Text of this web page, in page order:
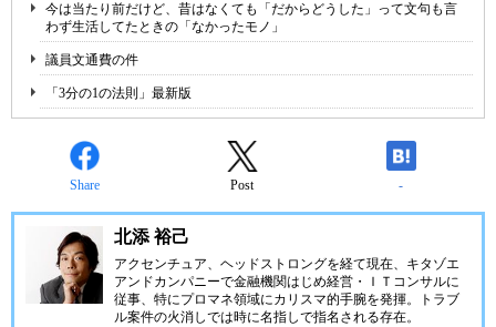
今は当たり前だけど、昔はなくても「だからどうした」って文句も言
わず生活してたときの「なかったモノ」
議員文通費の件
「3分の1の法則」最新版
Share Post -
北添 裕己
アクセンチュア、ヘッドストロングを経て現在、キタゾエ
アンドカンパニーで金融機関はじめ経営・ＩＴコンサルに
従事、特にプロマネ領域にカリスマ的手腕を発揮。トラブ
ル案件の火消しでは時に名指しで指名される存在。